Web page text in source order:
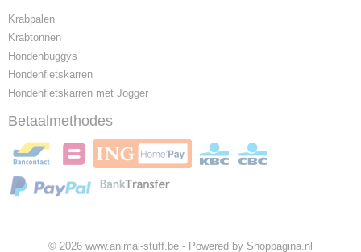
Krabpalen
Krabtonnen
Hondenbuggys
Hondenfietskarren
Hondenfietskarren met Jogger
Betaalmethodes
© 2026 www.animal-stuff.be - Powered by Shoppagina.nl